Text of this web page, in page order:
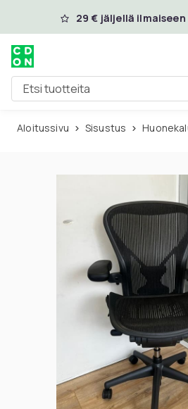
Ohita ja siirry pääsisältöön
29 € jäljellä
Etsi tuotteita
Aloitussivu Sisustus